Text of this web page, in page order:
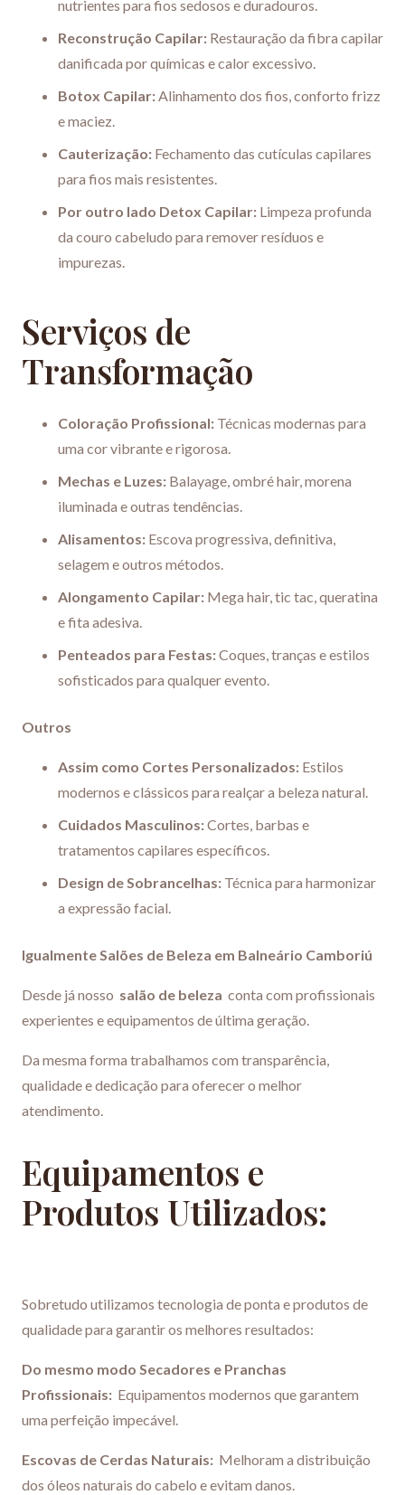
nutrientes para fios sedosos e duradouros.
Reconstrução Capilar: Restauração da fibra capilar
danificada por químicas e calor excessivo.
Botox Capilar:Alinhamento dos fios, conforto frizz
e maciez.
Cauterização: Fechamento das cutículas capilares
para fios mais resistentes.
Por outro lado Detox Capilar: Limpeza profunda
da couro cabeludo para remover resíduos e
impurezas.
Serviços de
Transformação
Coloração Profissional: Técnicas modernas para
uma cor vibrante e rigorosa.
Mechas e Luzes: Balayage, ombré hair, morena
iluminada e outras tendências.
Alisamentos: Escova progressiva, definitiva,
selagem e outros métodos.
Alongamento Capilar: Mega hair, tic tac, queratina
e fita adesiva.
Penteados para Festas:Coques, tranças e estilos
sofisticados para qualquer evento.
Outros
Assim como Cortes Personalizados: Estilos
modernos e clássicos para realçar a beleza natural.
Cuidados Masculinos:Cortes, barbas e
tratamentos capilares específicos.
Design de Sobrancelhas: Técnica para harmonizar
a expressão facial.
Igualmente Salões de Beleza em Balneário Camboriú
Desde já nosso salão de beleza conta com profissionais
experientes e equipamentos de última geração.
Da mesma forma trabalhamos com transparência,
qualidade e dedicação para oferecer o melhor
atendimento.
Equipamentos e
Produtos Utilizados:
Sobretudo utilizamos tecnologia de ponta e produtos de
qualidade para garantir os melhores resultados:
Do mesmo modo Secadores e Pranchas
Profissionais: Equipamentos modernos que garantem
uma perfeição impecável.
Escovas de Cerdas Naturais: Melhoram a distribuição
dos óleos naturais do cabelo e evitam danos.